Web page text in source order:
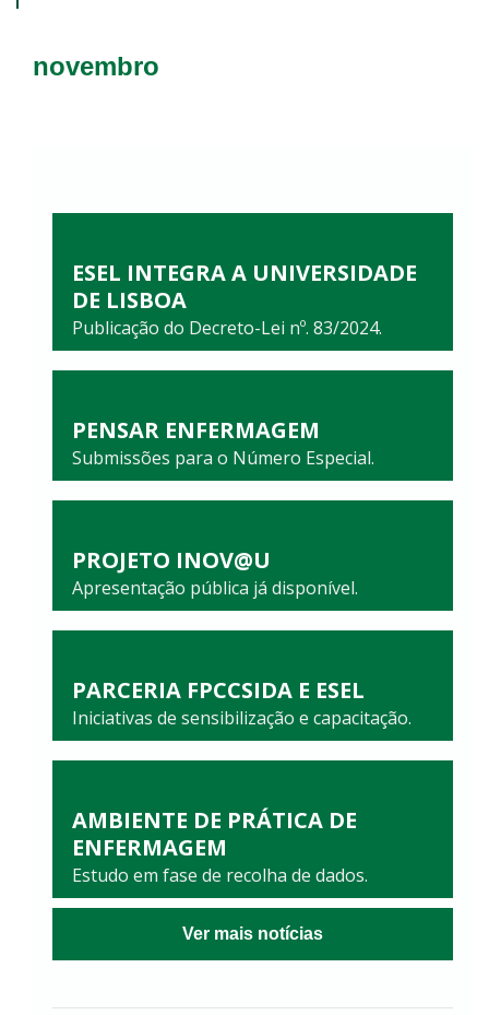
novembro
ESEL INTEGRA A UNIVERSIDADE
DE LISBOA
Publicação do Decreto-Lei nº. 83/2024.
PENSAR ENFERMAGEM
Submissões para o Número Especial.
PROJETO INOV@U
Apresentação pública já disponível.
PARCERIA FPCCSIDA E ESEL
Iniciativas de sensibilização e capacitação.
AMBIENTE DE PRÁTICA DE
ENFERMAGEM
Estudo em fase de recolha de dados.
Ver mais notícias